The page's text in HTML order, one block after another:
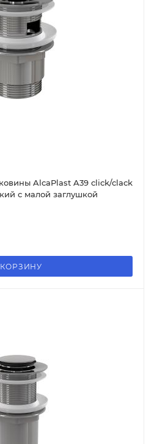
AlcaPlast A39 click/clack
с малой заглушкой